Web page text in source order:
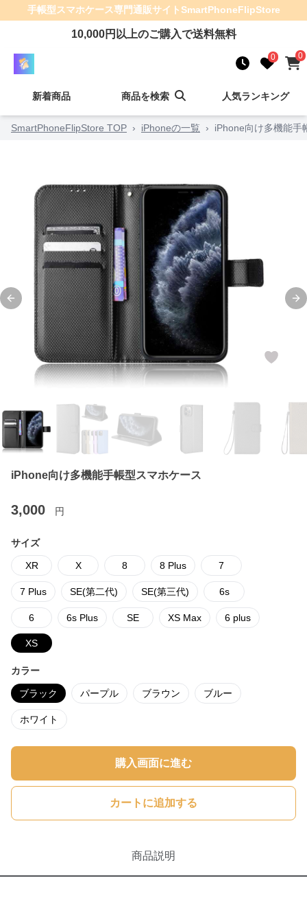
手帳型スマホケース専門通販サイトSmartPhoneFlipStore
10,000円以上のご購入で送料無料
0 0
新着商品 商品を検索 人気ランキング
SmartPhoneFlipStore TOP › iPhoneの一覧 › iPhone向け多機能手
Previous slide
iPhone向け多機能手帳型スマホケース
3,000 円
サイズ
XR X 8 8 Plus 7
7 Plus SE(第二代) SE(第三代) 6s
6 6s Plus SE XS Max 6 plus
XS
カラー
ブラック パープル ブラウン ブルー
ホワイト
購入画面に進む
カートに追加する
商品説明